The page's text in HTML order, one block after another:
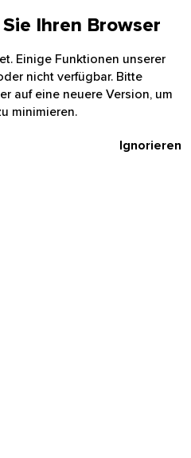
Ihren Browser
Einige Funktionen unserer
nicht verfügbar. Bitte
auf eine neuere Version, um
minimieren.
Ignorieren